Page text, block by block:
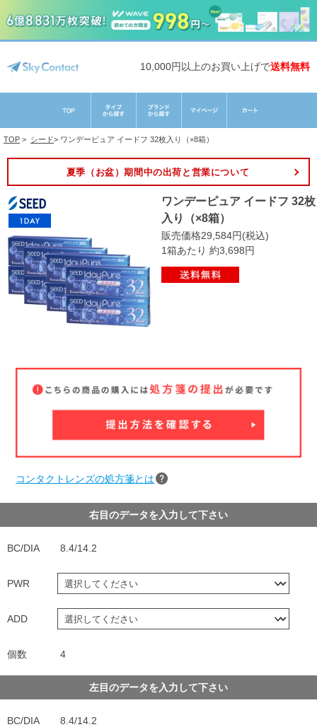
10,000円以上のお買い上げで送料無料
TOP > シード> ワンデーピュア イードフ 32枚入り（×8箱）
夏季（お盆）期間中の出荷と営業について
ワンデーピュア イードフ 32枚
入り（×8箱）
販売価格29,584円(税込)
1箱あたり 約3,698円
コンタクトレンズの処方箋とは
右目のデータを入力して下さい
BC/DIA 8.4/14.2
PWR
ADD
個数 4
左目のデータを入力して下さい
BC/DIA 8.4/14.2